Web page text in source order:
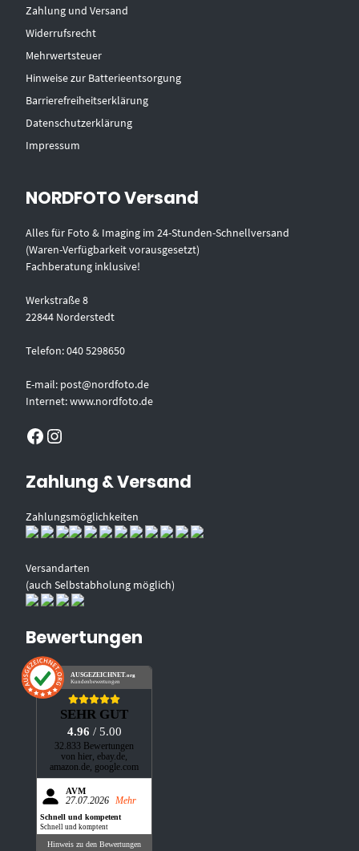
Zahlung und Versand
Widerrufsrecht
Mehrwertsteuer
Hinweise zur Batterieentsorgung
Barrierefreiheitserklärung
Datenschutzerklärung
Impressum
NORDFOTO Versand
Alles für Foto & Imaging im 24-Stunden-Schnellversand
(Waren-Verfügbarkeit vorausgesetzt)
Fachberatung inklusive!
Werkstraße 8
22844 Norderstedt
Telefon: 040 5298650
E-mail: post@nordfoto.de
Internet: www.nordfoto.de
Facebook Instagram
Zahlung & Versand
Zahlungsmöglichkeiten
Versandarten
(auch Selbstabholung möglich)
Bewertungen
AUSGEZEICHNET .org
Kundenbewertungen
SEHR GUT
4.96 / 5.00
32.833 Bewertungen
von hier, ebay.de,
amazon.de, google.com
AVM
27.07.2026 Mehr
Schnell und kompetent
Schnell und komptent
Hinweis zu den Bewertungen